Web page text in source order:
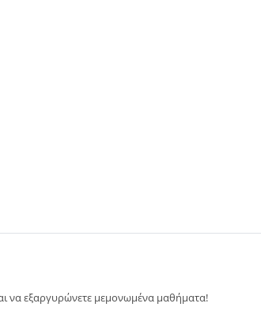
να εξαργυρώνετε μεμονωμένα μαθήματα!